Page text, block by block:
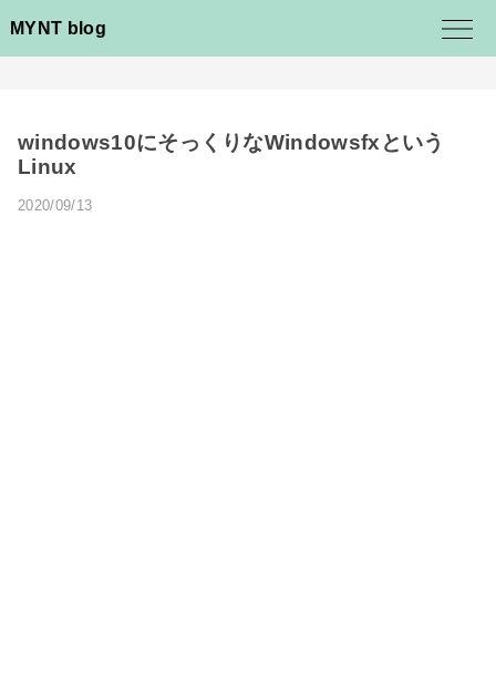
MYNT blog
windows10にそっくりなWindowsfxという
Linux
2020/09/13